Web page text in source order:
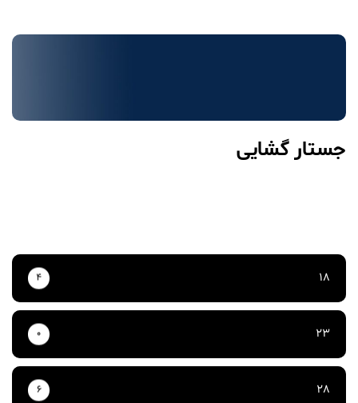
جستار گشایی
18
4
23
0
28
6